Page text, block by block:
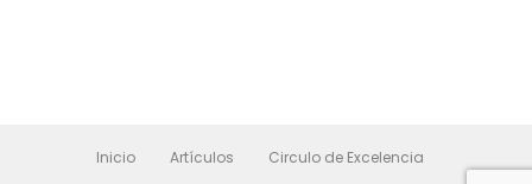
Inicio Artículos Circulo de Excelencia